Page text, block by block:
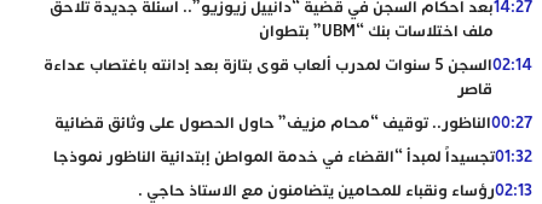
14:27بعد أحكام السجن في قضية “دانييل زيوزيو”.. أسئلة جديدة تلاحق
ملف اختلاسات بنك “UBM” بتطوان
02:14
السجن 5 سنوات لمدرب ألعاب قوى بتازة بعد إدانته باغتصاب عداءة
قاصر
00:27الناظور.. توقيف “محام مزيف” حاول الحصول على وثائق قضائية
01:32تجسيداً لمبدأ “القضاء في خدمة المواطن إبتدائية الناظور نموذجا
02:13رؤساء ونقباء للمحامين يتضامنون مع الاستاذ حاجي .